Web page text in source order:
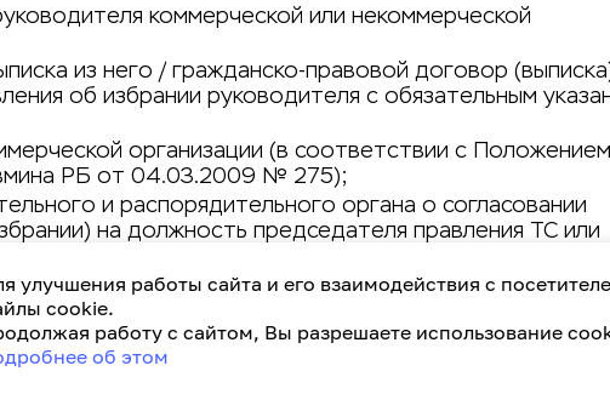
коммерческой или некоммерческой
из него / гражданско-правовой договор
об избрании руководителя с обязательным
организации (в соответствии с
РБ от 04.03.2009 № 275);
и распорядительного органа о согласовании
на должность председателя правления ТС или
/ главного бухгалтера
улучшения работы сайта и его взаимодействия с
cookie.
работу с сайтом, Вы разрешаете использование
об этом